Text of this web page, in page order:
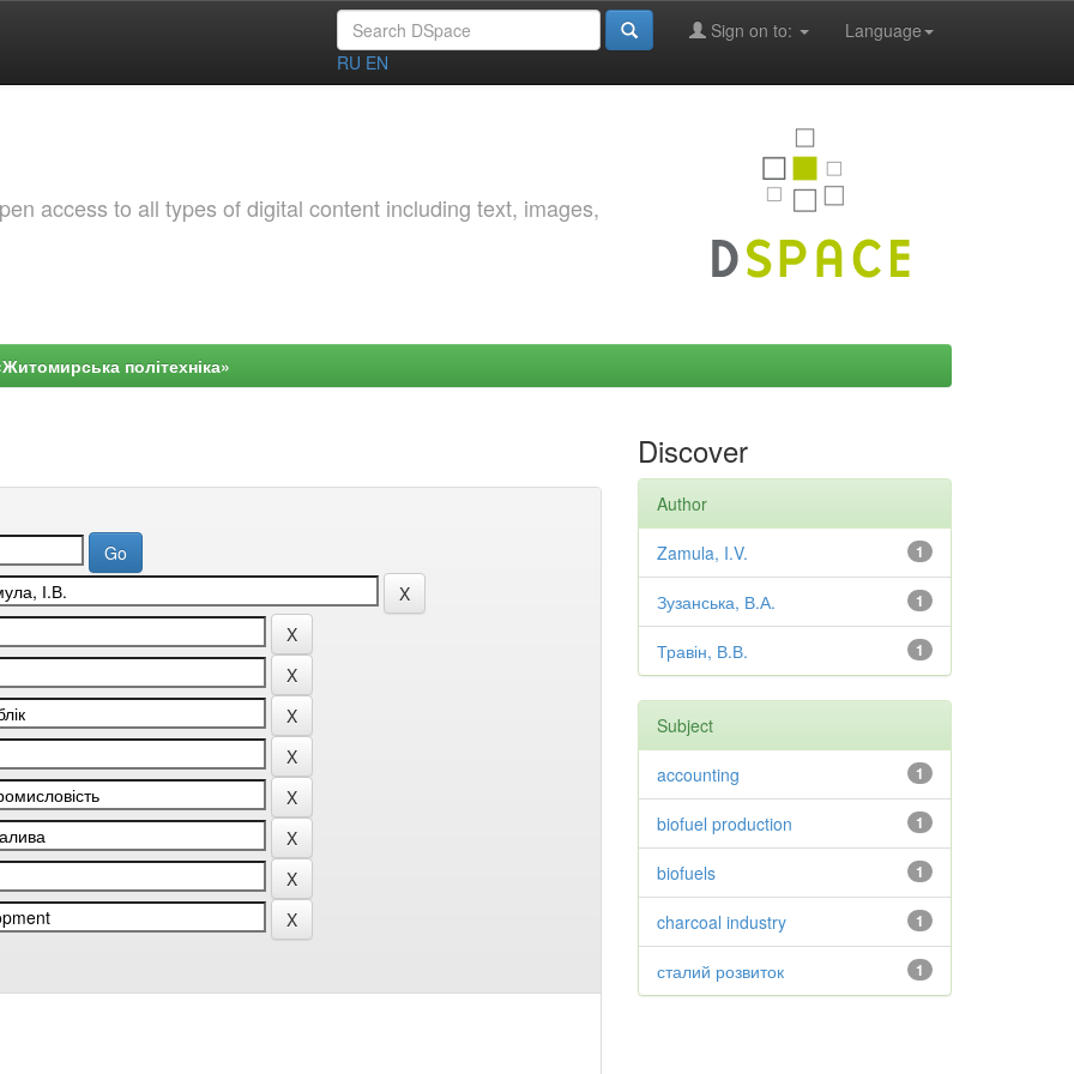
Language
Sign on to:
RU EN
access to all types of digital content including text, images,
політехніка»
Discover
Author
1
Zamula, I.V.
1
Зузанська, В.А.
1
Травін, В.В.
Subject
1
accounting
1
biofuel production
1
biofuels
1
charcoal industry
1
сталий розвиток